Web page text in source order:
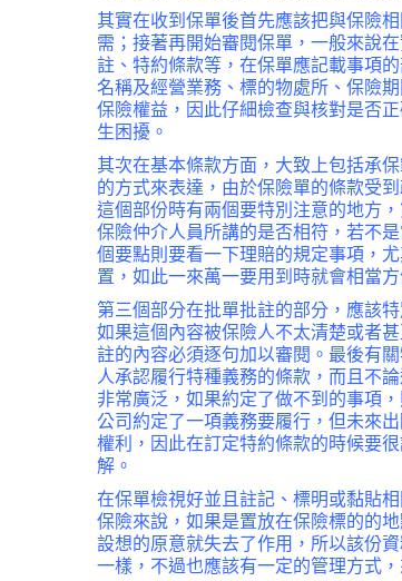
其實在收到保單後首先應該把與保險
需；接著再開始審閱保單，一般來說
註、特約條款等，在保單應記載事項
名稱及經營業務、標的物處所、保險
保險權益，因此仔細檢查與核對是否
生困擾。
其次在基本條款方面，大致上包括承
的方式來表達，由於保險單的條款受
這個部份時有兩個要特別注意的地方
保險仲介人員所講的是否相符，若不
個要點則要看一下理賠的規定事項，
置，如此一來萬一要用到時就會相當方
第三個部分在批單批註的部分，應該
如果這個內容被保險人不太清楚或者
註的內容必須逐句加以審閱。最後有
人承認履行特種義務的條款，而且不
非常廣泛，如果約定了做不到的事項
公司約定了一項義務要履行，但未來
權利，因此在訂定特約條款的時候要
解。
在保單檢視好並且註記、標明或黏貼
保險來說，如果是置放在保險標的的
設想的原意就失去了作用，所以該份
一樣，不過也應該有一定的管理方式